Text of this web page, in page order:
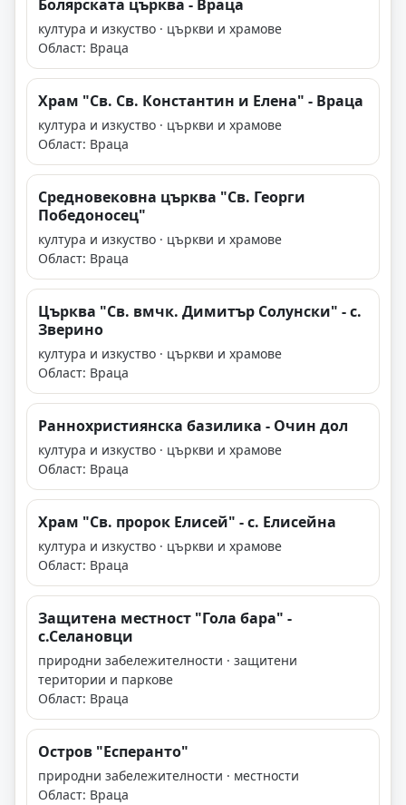
Болярската църква - Враца
култура и изкуство · църкви и храмове
Област: Враца
Храм "Св. Св. Константин и Елена" - Враца
култура и изкуство · църкви и храмове
Област: Враца
Средновековна църква "Св. Георги
Победоносец"
култура и изкуство · църкви и храмове
Област: Враца
Църква "Св. вмчк. Димитър Солунски" - с.
Зверино
култура и изкуство · църкви и храмове
Област: Враца
Раннохристиянска базилика - Очин дол
култура и изкуство · църкви и храмове
Област: Враца
Храм "Св. пророк Елисей" - с. Елисейна
култура и изкуство · църкви и храмове
Област: Враца
Защитена местност "Гола бара" -
с.Селановци
природни забележителности · защитени
територии и паркове
Област: Враца
Остров "Есперанто"
природни забележителности · местности
Област: Враца